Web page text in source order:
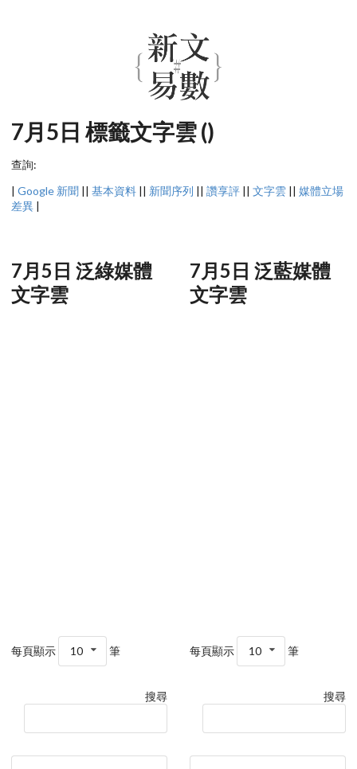
7月5日 標籤文字雲 ()
查詢:
| Google 新聞 || 基本資料 || 新聞序列 || 讚享評 || 文字雲 || 媒體立場
差異 |
7月5日 泛綠媒體
文字雲
每頁顯示 10 筆
搜尋
7月5日 泛藍媒體
文字雲
每頁顯示 10 筆
搜尋